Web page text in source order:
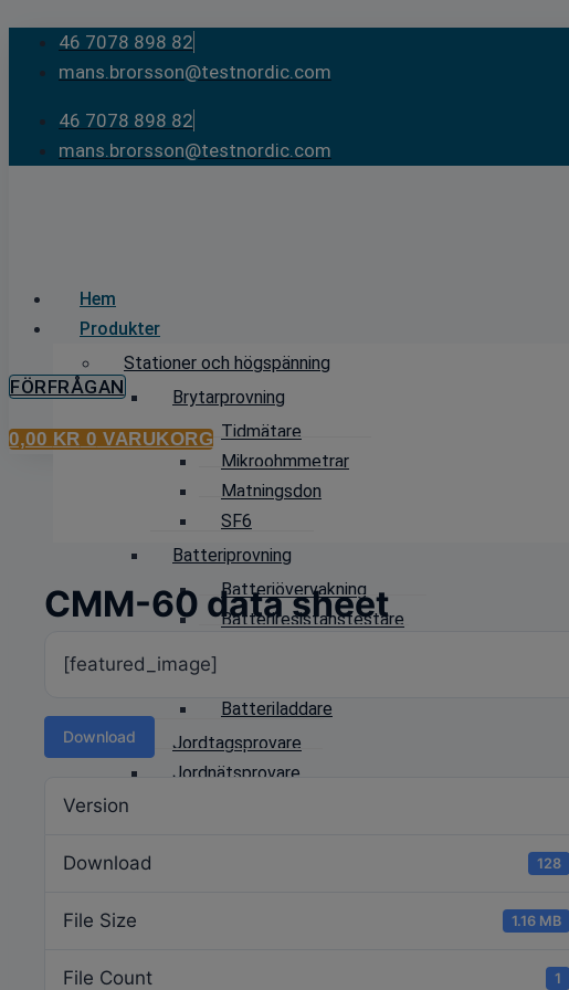
Skip
content
46 7078 898 82
mans.brorsson@testnordic.com
46 7078 898 82
mans.brorsson@testnordic.com
Hem
Produkter
Stationer och högspänning
Brytarprovning
Tidmätare
Mikroohmmetrar
Matningsdon
SF6
Batteriprovning
Batteriövervakning
Batteriresistanstestare
Batteriladdare
Jordtagsprovare
Jordnätsprovare
FÖRFRÅGAN
0,00 KR 0 VARUKORG
CMM-60 data sheet
[featured_image]
Download
Version
Download 128
File Size 1.16 MB
File Count 1